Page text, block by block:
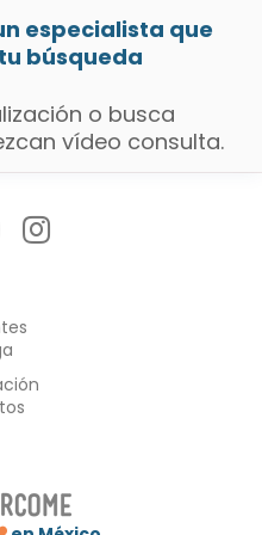
especialista que
búsqueda
o busca
vídeo consulta.